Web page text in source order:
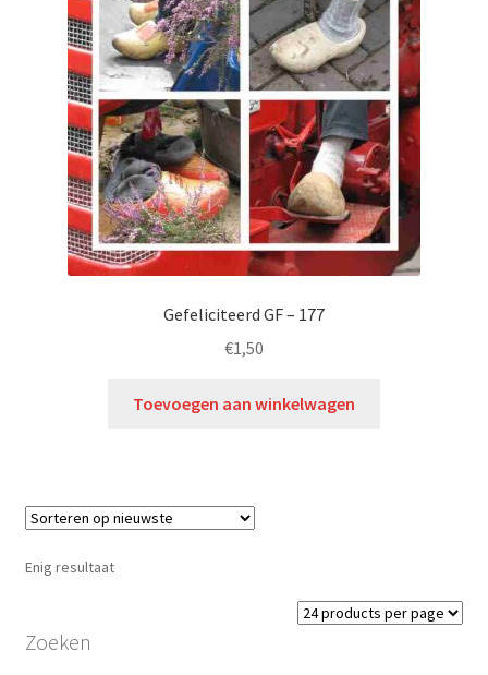
Gefeliciteerd GF – 177
€1,50
Toevoegen aan winkelwagen
Enig resultaat
Zoeken